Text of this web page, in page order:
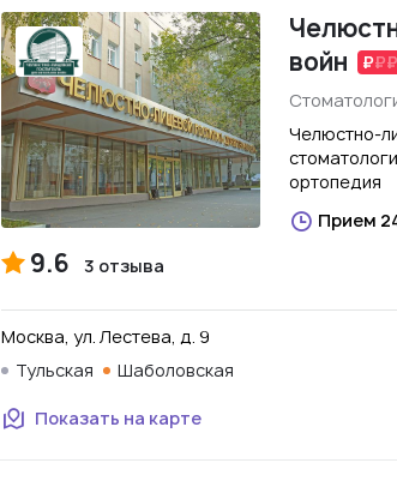
войн
Челюстно-
ортопедия
Прием
9.6 3 отзыва
Москва, ул. Лестева, д. 9
Тульская
Шаболовская
Показать на карте